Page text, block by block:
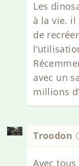
Les
à la vie.
de
avec un
millions
Troodon
Avec